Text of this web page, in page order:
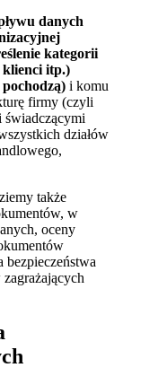
danych
kategorii
klienci itp.)
i komu
firmy (czyli
świadczącymi
działów
także
w
oceny